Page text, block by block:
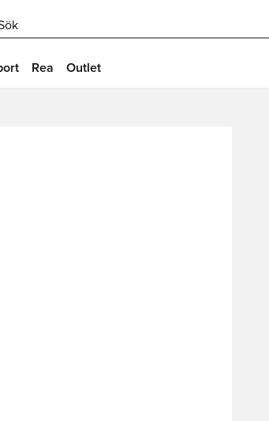
Rea Outlet